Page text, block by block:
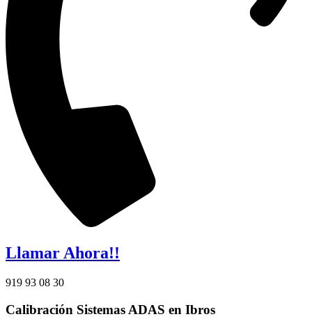
Llamar Ahora!!
919 93 08 30
Calibración Sistemas ADAS en Ibros